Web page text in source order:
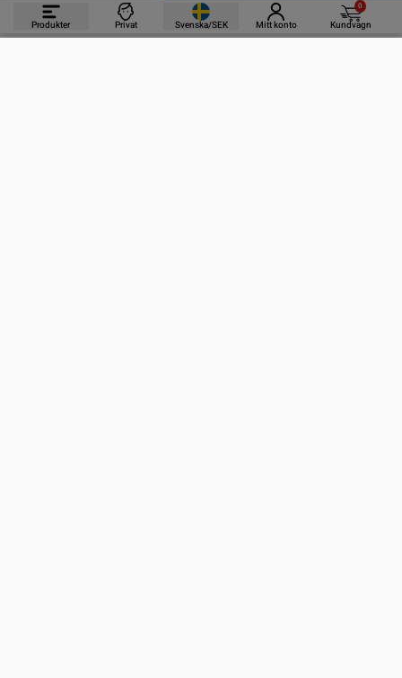
Produkter Privat Svenska/SEK Mitt konto
0
Kundvagn